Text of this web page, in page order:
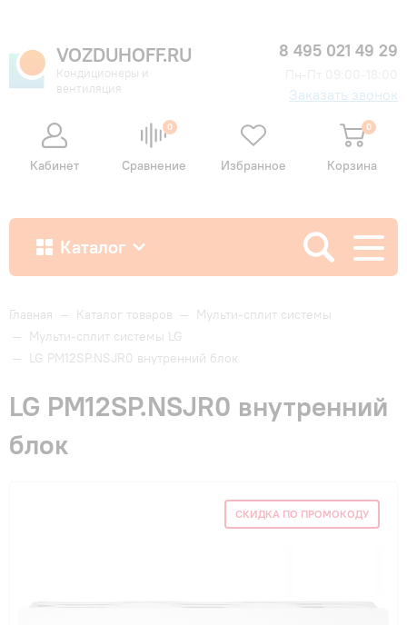
VOZDUHOFF.RU
Кондиционеры и
вентиляция
8 495 021 49 29
Заказать звонок
Кабинет
0
Сравнение Избранное
0
Корзина
Каталог
Как купить
Доставка и оплата
Гарантия и сервис
Главная — Каталог товаров — Мульти-сплит системы
— Мульти-сплит системы LG
— LG PM12SP.NSJR0 внутренний блок
LG PM12SP.NSJR0 внутренний
блок
СКИДКА ПО ПРОМОКОДУ